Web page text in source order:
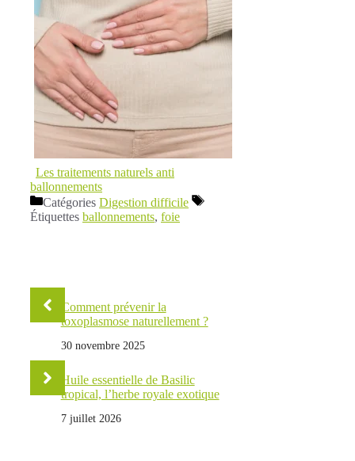
Les traitements naturels anti
ballonnements
Catégories Digestion difficile
Étiquettes ballonnements, foie
Comment prévenir la
toxoplasmose naturellement ?
30 novembre 2025
Huile essentielle de Basilic
tropical, l’herbe royale exotique
7 juillet 2026